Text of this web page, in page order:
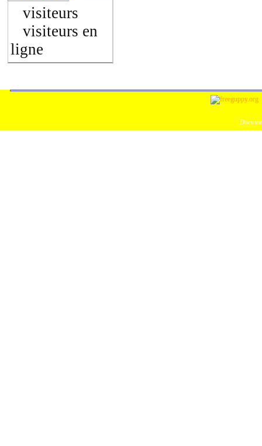
visiteurs
visiteurs en
ligne